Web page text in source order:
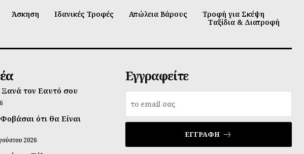
Άσκηση Ιδανικές Τροφές Απώλεια Βάρους
Τροφή για Σκέψη
Ταξίδια & Διατροφή
Ξανά τον Εαυτό σου
ότι θα Είναι
2026
Εγγραφείτε
ΕΓΓΡΑΦΉ